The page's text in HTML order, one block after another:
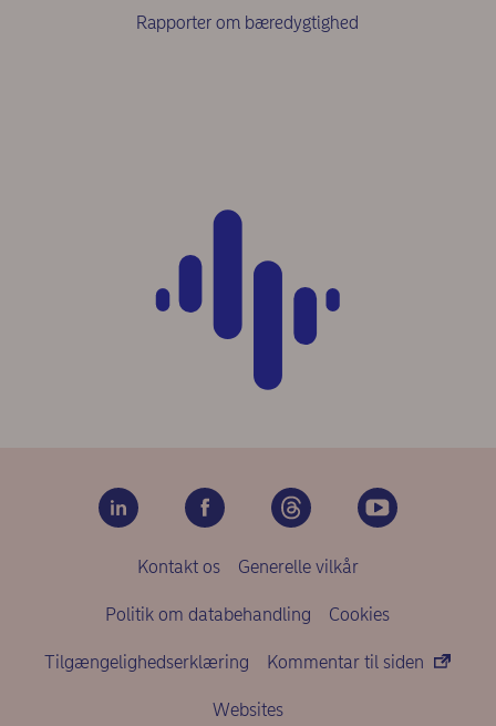
Rapporter om bæredygtighed
Kontakt os Generelle vilkår
Politik om databehandling Cookies
Tilgængelighedserklæring Kommentar til siden
Websites